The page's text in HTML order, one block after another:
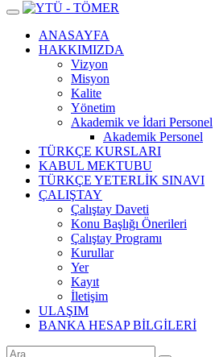
ANASAYFA
HAKKIMIZDA
Vizyon
Misyon
Kalite
Yönetim
Akademik ve İdari Personel
Akademik Personel
TÜRKÇE KURSLARI
KABUL MEKTUBU
TÜRKÇE YETERLİK SINAVI
ÇALIŞTAY
Çalıştay Daveti
Konu Başlığı Önerileri
Çalıştay Programı
Kurullar
Yer
Kayıt
İletişim
ULAŞIM
BANKA HESAP BİLGİLERİ